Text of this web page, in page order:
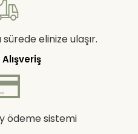
elinize ulaşır.
ödeme sistemi